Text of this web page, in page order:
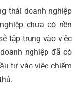
thái doanh nghiệp
chưa có nền
tập trung vào việc
nghiệp đã có
tư vào việc chiếm